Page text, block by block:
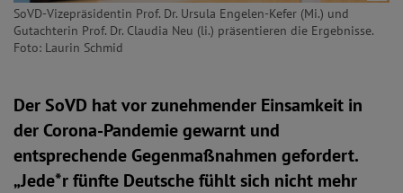
SoVD-Vizepräsidentin Prof. Dr. Ursula Engelen-Kefer (Mi.) und
Gutachterin Prof. Dr. Claudia Neu (li.) präsentieren die Ergebnisse.
Foto: Laurin Schmid
Der SoVD hat vor zunehmender Einsamkeit in
der Corona-Pandemie gewarnt und
entsprechende Gegenmaßnahmen gefordert.
„Jede*r fünfte Deutsche fühlt sich nicht mehr